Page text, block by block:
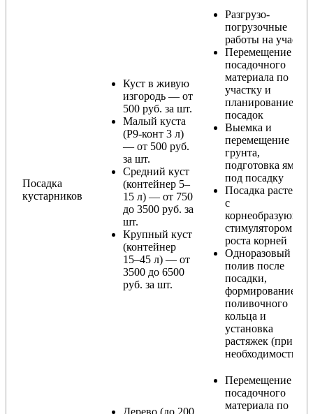
Посадка
кустарников
Куст в живую
изгородь — от
500 руб. за шт.
Малый куста
(Р9-конт 3 л)
— от 500 руб.
за шт.
Средний куст
(контейнер 5–
15 л) — от 750
до 3500 руб. за
шт.
Крупный куст
(контейнер
15–45 л) — от
3500 до 6500
руб. за шт.
Разгрузо-
погрузочные
работы на участке
Перемещение
посадочного
материала по
участку и
планирование
посадок
Выемка и
перемещение
грунта,
подготовка ямы
под посадку
Посадка растения
с
корнеобразующим
стимулятором
роста корней
Одноразовый
полив после
посадки,
формирование
поливочного
кольца и
установка
растяжек (при
необходимости)
Перемещение
посадочного
материала по